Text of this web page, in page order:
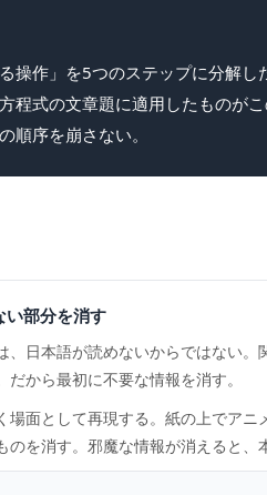
操作」を5つのステップに分解
程式の文章題に適用したものが
順序を崩さない。
い部分を消す
、日本語が読めないからではない
から最初に不要な情報を消す。
場面として再現する。紙の上でア
のを消す。邪魔な情報が消えると、